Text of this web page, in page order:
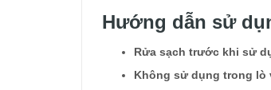
Hướng dẫn sử
Rửa sạch trước khi sử
Không sử dụng trong lò